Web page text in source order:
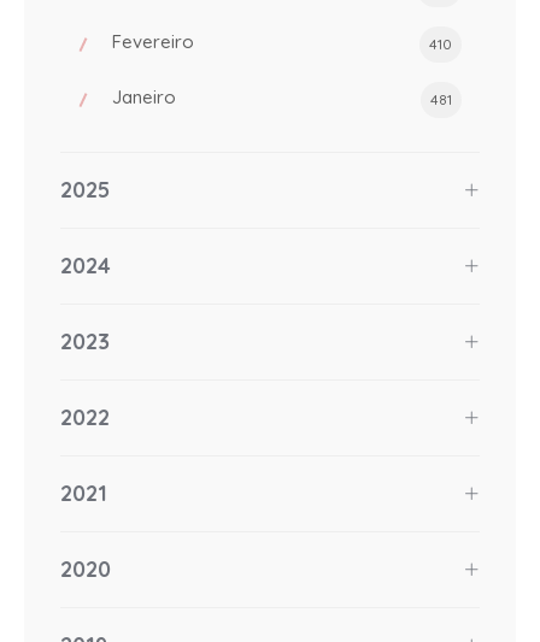
Fevereiro 410
Janeiro 481
2025
2024
2023
2022
2021
2020